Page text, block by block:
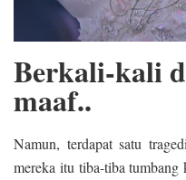
Berkali-kali
maaf..
Namun, terdapat satu
mereka itu tiba-tiba tumbang